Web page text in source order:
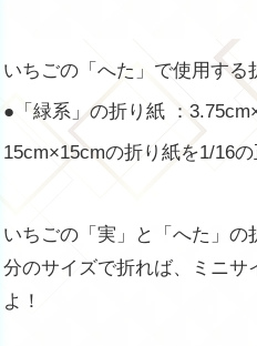
いちごの「へた」で使用する
●「緑系」の折り紙 ：
15cm×15cmの折り紙を1/16
いちごの「実」と「へた」
分のサイズで折れば、ミニサ
よ！